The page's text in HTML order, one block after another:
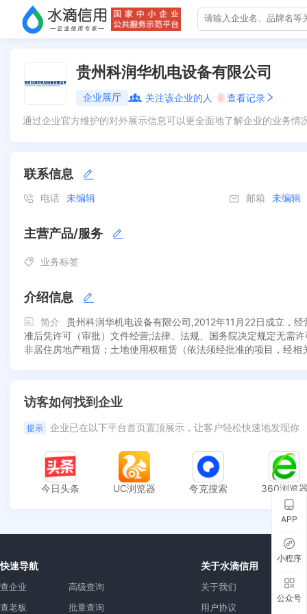
贵州科润华机电设备有限公司
企业展厅 关注该企业的人 0 查看记录
通过企业官方维护的对外展示信息可以更全面地了解企业的业务
联系信息
电话 未编辑 邮箱 未编辑
主营产品/服务
业务标签
介绍信息
简介
贵州科润华机电设备有限公司,2012年11月22日成立，
准后凭许可（审批）文件经营;法律、法规、国务院决定规定无需
非居住房地产租赁；土地使用权租赁（依法须经批准的项目，经
访客如何找到企业
提示 企业已在以下平台首页置顶展示，让客户轻松快速地发现你
今日头条 UC浏览器 夸克搜索 360浏览
快速导航
查企业
查老板
高级查询
批量查询
关于水滴信用
关于我们
用户协议
APP
小程序
公众号